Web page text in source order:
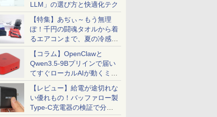
LLM」の選び方と快適化テク
【特集】あぢぃ～もう無理
ぽ！千円の闘魂タオルから着
るエアコンまで、夏の冷感グ
ッズ一挙紹介
【コラム】OpenClawと
Qwen3.5-9Bプリインで届い
てすぐローカルAIが動くミニ
PC「SER9 Pro」
【レビュー】給電が途切れな
い優れもの！バッファロー製
Type-C充電器の検証で分か